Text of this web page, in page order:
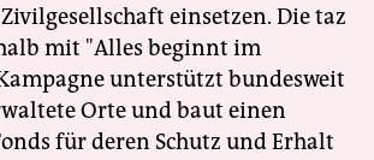
einsetzen. Die taz
mit "Alles beginnt im
unterstützt bundesweit
Orte und baut einen
für deren Schutz und Erhalt